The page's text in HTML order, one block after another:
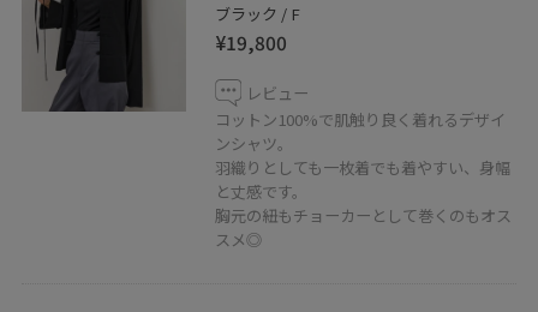
洗礼されたスタイリングにしてくれます^ ^
是非、店頭にてお試しください♩
▽ーーーーーーーーーーーーーーーーーー▽
お気に入りのショップ・スタッフ・スタイリングの♡を
タップして保存して頂けます。
【お気に入り】からすぐにご覧頂けとても便利です◎
ブラック / F
¥19,800
レビュー
コットン100%で肌触り良く着れるデザイ
ンシャツ。
羽織りとしても一枚着でも着やすい、身幅
と丈感です。
胸元の紐もチョーカーとして巻くのもオス
スメ◎